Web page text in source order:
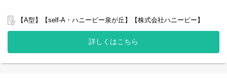
Q,自分のこどもと親子でイベントに参加、企画などしてもいいで
20～ 30代がコアメンバーでほとんどが中途入社です。
若手が多く活躍しており、子育て中の方もテレワーク等を駆使し
て、ワークライフバランスを取りながら働ける環境です。
の方もご安心ください。
せて頂いております。
【就労継続支援A型事業所】
⇒障がい者の方々と雇用契約を結んで業務を行って頂きながら一
般就労を目指すサービス。
【就労継続支援B型事業所】
⇒障がい者の方々とは非雇用型で内職などの作業を中心にA型や一
【A型】【self-A・ハニービー泉が丘】【株式会社ハニービー】
詳しくはこちら